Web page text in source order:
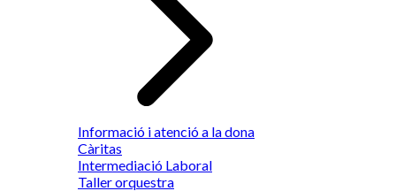
Informació i atenció a la dona
Càritas
Intermediació Laboral
Taller orquestra